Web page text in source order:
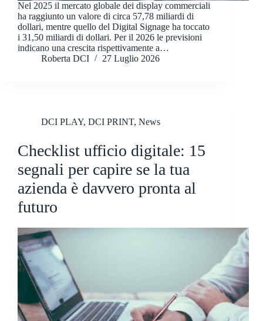
Nel 2025 il mercato globale dei display commerciali
ha raggiunto un valore di circa 57,78 miliardi di
dollari, mentre quello del Digital Signage ha toccato
i 31,50 miliardi di dollari. Per il 2026 le previsioni
indicano una crescita rispettivamente a…
Roberta DCI
27 Luglio 2026
DCI PLAY, DCI PRINT, News
Checklist ufficio digitale: 15
segnali per capire se la tua
azienda è davvero pronta al
futuro